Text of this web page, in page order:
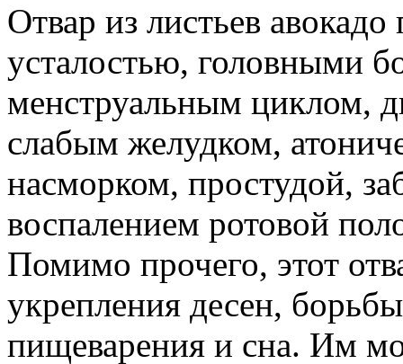
Отвар из листьев авокадо
усталостью, головными
менструальным циклом,
слабым желудком,
насморком, простудой,
воспалением ротовой
Помимо прочего, этот
укрепления десен,
пищеварения и сна. Им